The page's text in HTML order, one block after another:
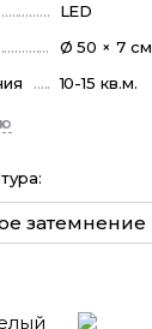
LED
Ø 50 × 7 см
10-15 кв.м.
:
затемнение